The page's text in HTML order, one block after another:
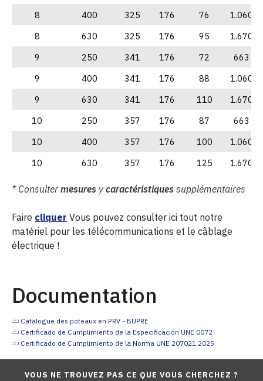
8
400 325 176 76
1.060
8
630 325 176 95
1.670
9
250 341 176 72
663
9
400 341 176 88
1.060
9
630 341 176 110
1.670
10
250 357 176 87
663
10
400 357 176 100
1.060
10
630 357 176 125 1.670
* Consulter mesures y caractéristiques supplémentaires
Faire cliquer Vous pouvez consulter ici tout notre
matériel pour les télécommunications et le câblage
électrique !
Documentation
Catalogue des poteaux en PRV - BUPRE
Certificado de Cumplimiento de la Especificación UNE 0072
Certificado de Cumplimiento de la Norma UNE 207021:2025
VOUS NE TROUVEZ PAS CE QUE VOUS CHERCHEZ ?